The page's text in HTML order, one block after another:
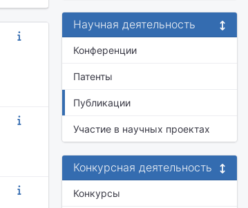
Научная деятельность
Конференции
Патенты
Публикации
Участие в научных проектах
Конкурсная деятельность
Конкурсы